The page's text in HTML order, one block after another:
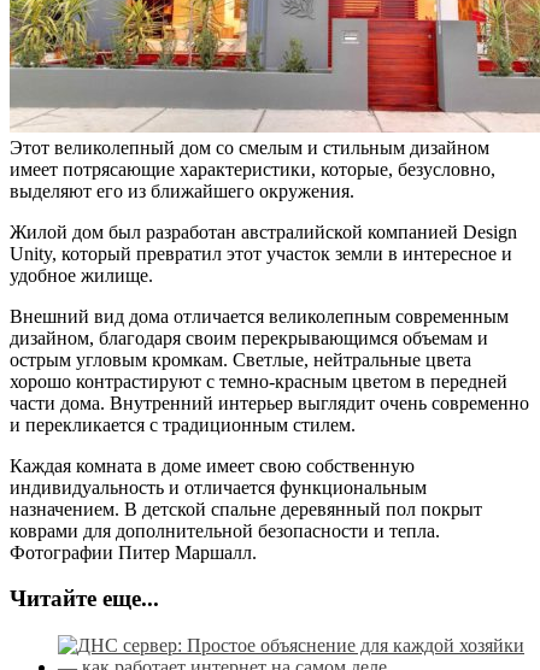
Этот великолепный дом со смелым и стильным дизайном
имеет потрясающие характеристики, которые, безусловно,
выделяют его из ближайшего окружения.
Жилой дом был разработан австралийской компанией Design
Unity, который превратил этот участок земли в интересное и
удобное жилище.
Внешний вид дома отличается великолепным современным
дизайном, благодаря своим перекрывающимся объемам и
острым угловым кромкам. Светлые, нейтральные цвета
хорошо контрастируют с темно-красным цветом в передней
части дома. Внутренний интерьер выглядит очень современно
и перекликается с традиционным стилем.
Каждая комната в доме имеет свою собственную
индивидуальность и отличается функциональным
назначением. В детской спальне деревянный пол покрыт
коврами для дополнительной безопасности и тепла.
Фотографии Питер Маршалл.
Читайте еще...